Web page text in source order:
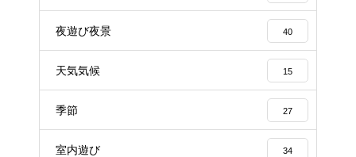
夜遊び夜景 40
天気気候 15
季節 27
室内遊び 34